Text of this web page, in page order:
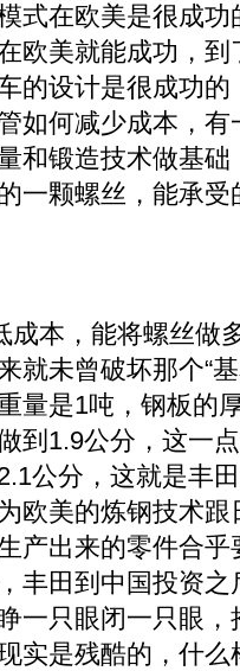
式在欧美是很成
欧美就能成功，
的设计是很成功
如何减少成本，
和锻造技术做基
一颗螺丝，能承
本，能将螺丝做
就未曾破坏那个“基
量是1吨，钢板的
到1.9公分，这一
公分，这就是丰
欧美的炼钢技术
产出来的零件合
丰田到中国投资
一只眼闭一只眼
实是残酷的，什